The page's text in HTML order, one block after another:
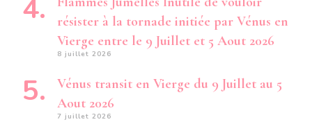
résister à la tornade initiée par Vénus en
Vierge entre le 9 Juillet et 5 Aout 2026
8 juillet 2026
Vénus transit en Vierge du 9 Juillet au 5
Aout 2026
7 juillet 2026